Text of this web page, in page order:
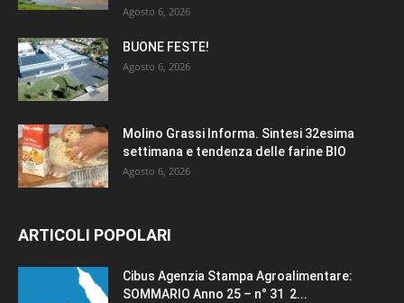
Agosto 6, 2026
BUONE FESTE!
Agosto 6, 2026
Molino Grassi Informa. Sintesi 32esima
settimana e tendenza delle farine BIO
Agosto 6, 2026
ARTICOLI POPOLARI
Cibus Agenzia Stampa Agroalimentare:
SOMMARIO Anno 25 – n° 31 2...